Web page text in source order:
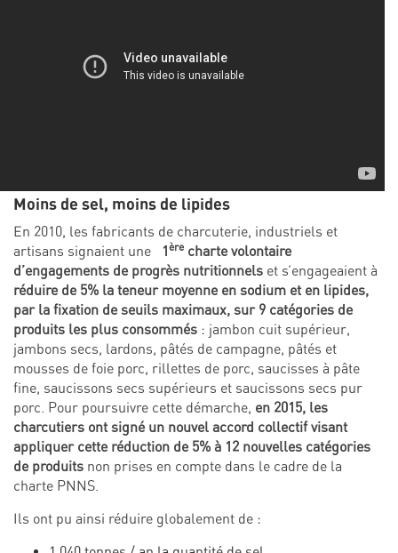
Moins de sel, moins de lipides
En 2010, les fabricants de charcuterie, industriels et
artisans signaient une
1ère charte volontaire
d’engagements de progrès nutritionnels et s’engageaient à
réduire de 5% la teneur moyenne en sodium et en lipides,
par la fixation de seuils maximaux, sur 9 catégories de
produits les plus consommés : jambon cuit supérieur,
jambons secs, lardons, pâtés de campagne, pâtés et
mousses de foie porc, rillettes de porc, saucisses à pâte
fine, saucissons secs supérieurs et saucissons secs pur
porc. Pour poursuivre cette démarche, en 2015, les
charcutiers ont signé un nouvel accord collectif visant
appliquer cette réduction de 5% à 12 nouvelles catégories
de produits non prises en compte dans le cadre de la
charte PNNS.
Ils ont pu ainsi réduire globalement de :